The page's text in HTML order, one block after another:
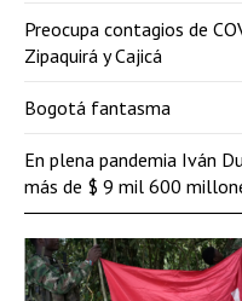
Preocupa contagios de
Zipaquirá y Cajicá
Bogotá fantasma
En plena pandemia Iván
más de $ 9 mil 600